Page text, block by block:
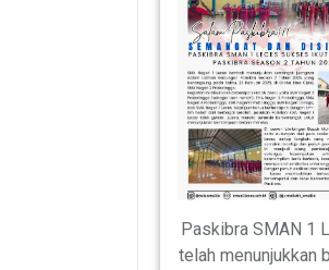
Paskibra SMAN 1
telah menunjukkan